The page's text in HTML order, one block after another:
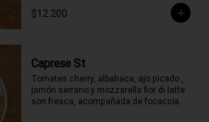
$12.200
Caprese St
Tomates cherry, albahaca, ajo picado ,
jamón serrano y mozzarella fior di latte
sori fresca, acompañada de focaccia.